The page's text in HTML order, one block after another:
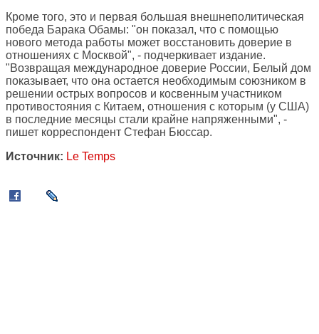
Кроме того, это и первая большая внешнеполитическая
победа Барака Обамы: "он показал, что с помощью
нового метода работы может восстановить доверие в
отношениях с Москвой", - подчеркивает издание.
"Возвращая международное доверие России, Белый дом
показывает, что она остается необходимым союзником в
решении острых вопросов и косвенным участником
противостояния с Китаем, отношения с которым (у США)
в последние месяцы стали крайне напряженными", -
пишет корреспондент Стефан Бюссар.
Источник: Le Temps